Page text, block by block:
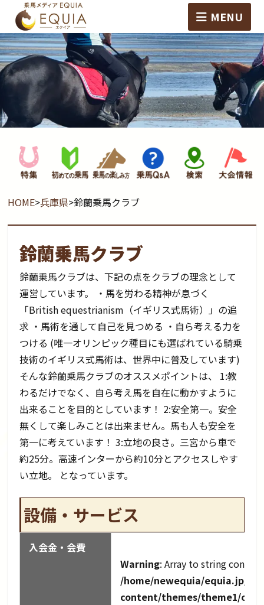
MENU
HOME>兵庫県>鈴蘭乗馬クラブ
鈴蘭乗馬クラブ
鈴蘭乗馬クラブは、下記の点をクラブの理念として
運営しています。 ・馬を労わる精神が息づく
「British equestrianism（イギリス式馬術）」の追
求 ・馬術を通して自己を見つめる ・自ら考える力を
つける (唯一オリンピック種目にも選ばれている騎乗
技術のイギリス式馬術は、世界中に普及しています)
そんな鈴蘭乗馬クラブのオススメポイントは、 1:教
わるだけでなく、自ら考え馬を自在に動かすように
出来ることを目的としています！ 2:安全第一。安全
無くして楽しみことは出来ません。馬も人も安全を
第一に考えています！ 3:立地の良さ。三宮から車で
約25分。高速インターから約10分とアクセスしやす
い立地。 となっています。
設備・サービス
入会金・会費
Warning: Array to string
/home/newequia/equia.jp/
content/themes/theme1/